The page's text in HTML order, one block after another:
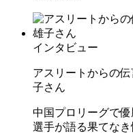
インタビュー
アスリートからの
子さん
中国プロリーグで
選手が語る果てな